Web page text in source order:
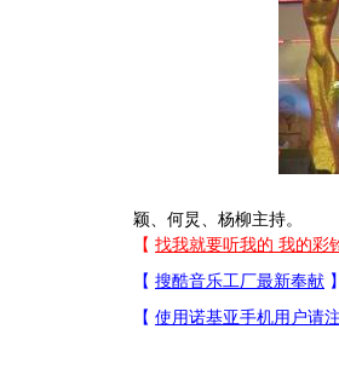
颖、何炅、杨柳主持。